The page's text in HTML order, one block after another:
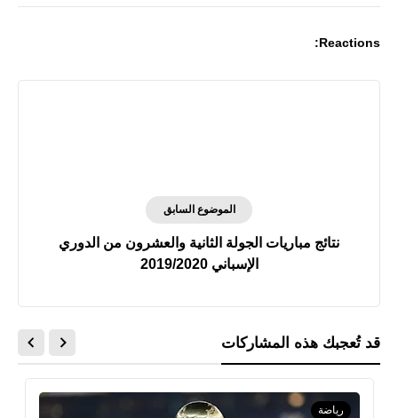
Reactions:
الموضوع السابق
نتائج مباريات الجولة الثانية والعشرون من الدوري
الإسباني 2019/2020
قد تُعجبك هذه المشاركات
رياضة